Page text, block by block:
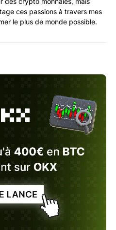
ces passions à travers mes
le plus de monde possible.